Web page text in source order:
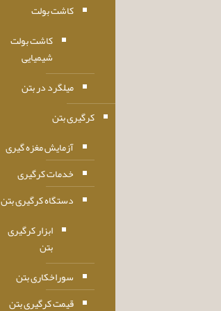
کاشت بولت
کاشت بولت
شیمیایی
میلگرد در بتن
کرگیری بتن
آزمایش مغزه گیری
خدمات کرگیری
دستگاه کرگیری بتن
ابزار کرگیری
بتن
سوراخکاری بتن
قیمت کرگیری بتن